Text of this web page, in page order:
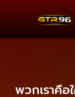
พวกเราคือ